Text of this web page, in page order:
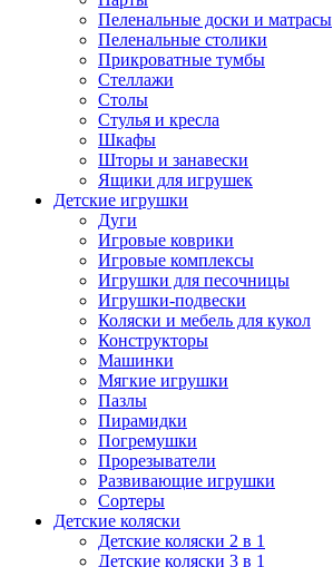
Пеленальные доски и матрасы
Пеленальные столики
Прикроватные тумбы
Стеллажи
Столы
Стулья и кресла
Шкафы
Шторы и занавески
Ящики для игрушек
Детские игрушки
Дуги
Игровые коврики
Игровые комплексы
Игрушки для песочницы
Игрушки-подвески
Коляски и мебель для кукол
Конструкторы
Машинки
Мягкие игрушки
Пазлы
Пирамидки
Погремушки
Прорезыватели
Развивающие игрушки
Сортеры
Детские коляски
Детские коляски 2 в 1
Детские коляски 3 в 1